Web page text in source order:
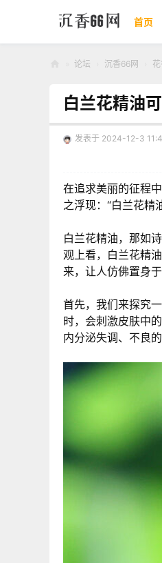
首页
66
论坛 沉香66网
白兰花精油
发表于 2024-12-3
在追求美丽的征程
之浮现：“白兰花精
白兰花精油，那如
观上看，白兰花精
来，让人仿佛置身
首先，我们来探究
时，会刺激皮肤中
内分泌失调、不良